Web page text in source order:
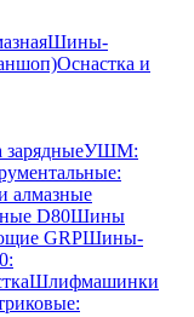
Шины-
Оснастка и
зарядныеУШМ:
алмазные
D80Шины
GRPШины-
Шлифмашинки